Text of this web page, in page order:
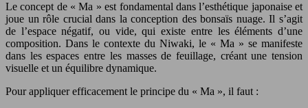
Le concept de « Ma » est fondamental dans l’esthétique japonaise et
joue un rôle crucial dans la conception des bonsaïs nuage. Il s’agit
de l’espace négatif, ou vide, qui existe entre les éléments d’une
composition. Dans le contexte du Niwaki, le « Ma » se manifeste
dans les espaces entre les masses de feuillage, créant une tension
visuelle et un équilibre dynamique.
Pour appliquer efficacement le principe du « Ma », il faut :